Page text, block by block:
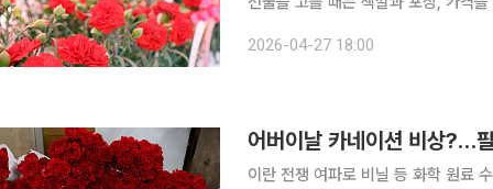
하기 때문이다. 국립농산물품
2026-04-27 18:00
어버이날 카네이션 비상?…
이란 전쟁 여파로 비닐 등 화학 원료